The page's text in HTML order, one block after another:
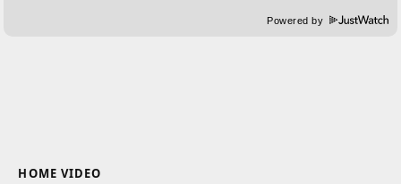
Powered by
HOME VIDEO